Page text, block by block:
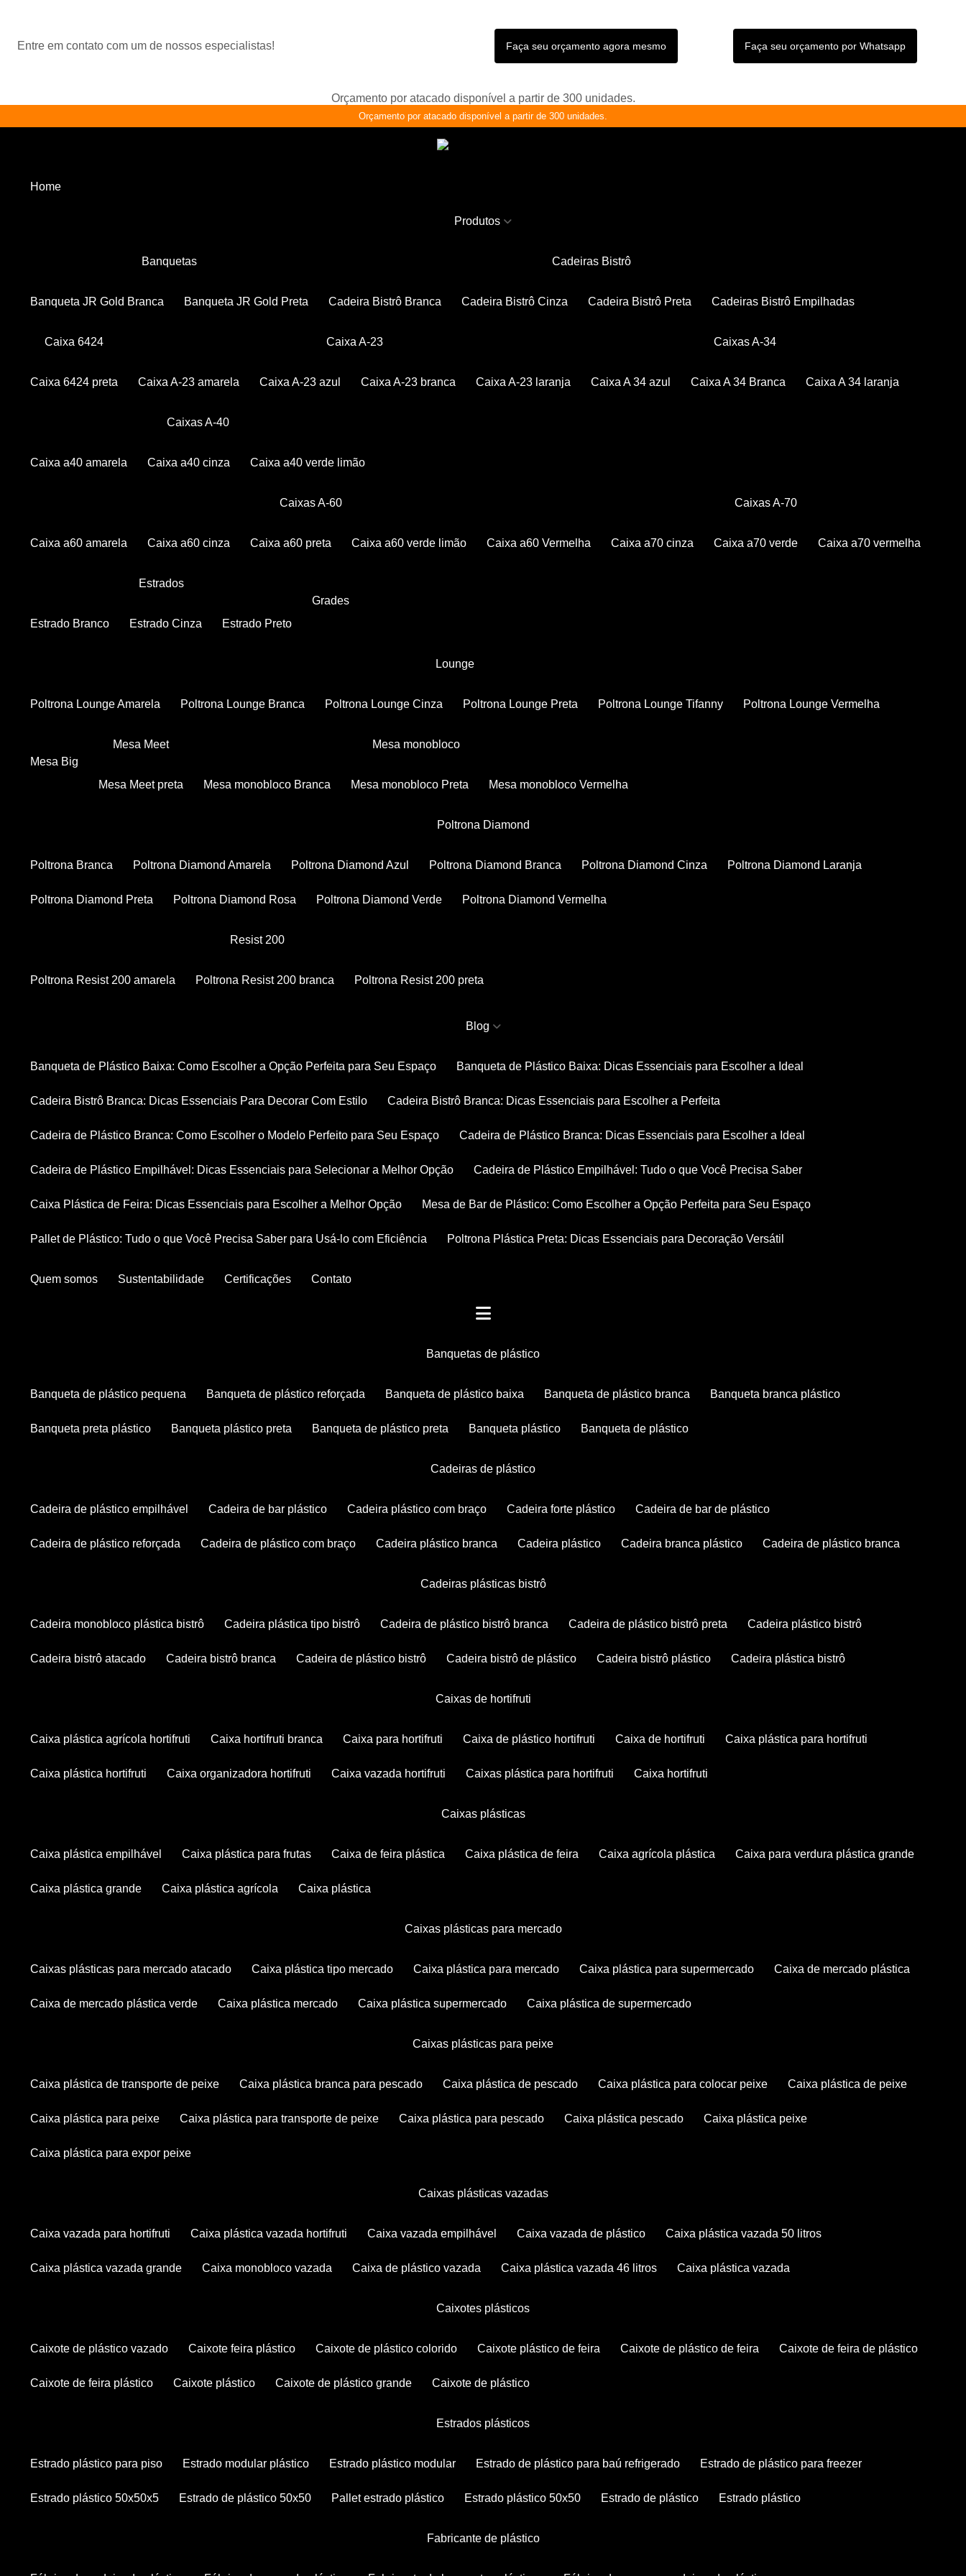
Entre em contato com um de nossos especialistas! Faça seu orçamento agora mesmo Faça seu orçamento por Whatsapp
Orçamento por atacado disponível a partir de 300 unidades.
Orçamento por atacado disponível a partir de 300 unidades.
Home
Produtos
Banquetas
Banqueta JR Gold Branca Banqueta JR Gold Preta
Cadeiras Bistrô
Cadeira Bistrô Branca Cadeira Bistrô Cinza Cadeira Bistrô Preta Cadeiras Bistrô Empilhadas
Caixa 6424
Caixa 6424 preta
Caixa A-23
Caixa A-23 amarela Caixa A-23 azul Caixa A-23 branca Caixa A-23 laranja
Caixas A-34
Caixa A 34 azul Caixa A 34 Branca Caixa A 34 laranja
Caixas A-40
Caixa a40 amarela Caixa a40 cinza Caixa a40 verde limão
Caixas A-60
Caixa a60 amarela Caixa a60 cinza Caixa a60 preta Caixa a60 verde limão Caixa a60 Vermelha
Caixas A-70
Caixa a70 cinza Caixa a70 verde Caixa a70 vermelha
Estrados
Estrado Branco Estrado Cinza Estrado Preto
Grades
Lounge
Poltrona Lounge Amarela Poltrona Lounge Branca Poltrona Lounge Cinza Poltrona Lounge Preta Poltrona Lounge Tifanny Poltrona Lounge Vermelha
Mesa Big
Mesa Meet
Mesa Meet preta
Mesa monobloco
Mesa monobloco Branca Mesa monobloco Preta Mesa monobloco Vermelha
Poltrona Diamond
Poltrona Branca Poltrona Diamond Amarela Poltrona Diamond Azul Poltrona Diamond Branca Poltrona Diamond Cinza Poltrona Diamond Laranja
Poltrona Diamond Preta Poltrona Diamond Rosa Poltrona Diamond Verde Poltrona Diamond Vermelha
Resist 200
Poltrona Resist 200 amarela Poltrona Resist 200 branca Poltrona Resist 200 preta
Blog
Banqueta de Plástico Baixa: Como Escolher a Opção Perfeita para Seu Espaço Banqueta de Plástico Baixa: Dicas Essenciais para Escolher a Ideal
Cadeira Bistrô Branca: Dicas Essenciais Para Decorar Com Estilo Cadeira Bistrô Branca: Dicas Essenciais para Escolher a Perfeita
Cadeira de Plástico Branca: Como Escolher o Modelo Perfeito para Seu Espaço Cadeira de Plástico Branca: Dicas Essenciais para Escolher a Ideal
Cadeira de Plástico Empilhável: Dicas Essenciais para Selecionar a Melhor Opção Cadeira de Plástico Empilhável: Tudo o que Você Precisa Saber
Caixa Plástica de Feira: Dicas Essenciais para Escolher a Melhor Opção Mesa de Bar de Plástico: Como Escolher a Opção Perfeita para Seu Espaço
Pallet de Plástico: Tudo o que Você Precisa Saber para Usá-lo com Eficiência Poltrona Plástica Preta: Dicas Essenciais para Decoração Versátil
Quem somos Sustentabilidade Certificações Contato
banquetas de plástico
banqueta de plástico pequena banqueta de plástico reforçada banqueta de plástico baixa banqueta de plástico branca banqueta branca plástico
banqueta preta plástico banqueta plástico preta banqueta de plástico preta banqueta plástico banqueta de plástico
cadeiras de plástico
cadeira de plástico empilhável cadeira de bar plástico cadeira plástico com braço cadeira forte plástico cadeira de bar de plástico
cadeira de plástico reforçada cadeira de plástico com braço cadeira plástico branca cadeira plástico cadeira branca plástico cadeira de plástico branca
cadeiras plásticas bistrô
cadeira monobloco plástica bistrô cadeira plástica tipo bistrô cadeira de plástico bistrô branca cadeira de plástico bistrô preta cadeira plástico bistrô
cadeira bistrô atacado cadeira bistrô branca cadeira de plástico bistrô cadeira bistrô de plástico cadeira bistrô plástico cadeira plástica bistrô
caixas de hortifruti
caixa plástica agrícola hortifruti caixa hortifruti branca caixa para hortifruti caixa de plástico hortifruti caixa de hortifruti caixa plástica para hortifruti
caixa plástica hortifruti caixa organizadora hortifruti caixa vazada hortifruti caixas plástica para hortifruti caixa hortifruti
caixas plásticas
caixa plástica empilhável caixa plástica para frutas caixa de feira plástica caixa plástica de feira caixa agrícola plástica caixa para verdura plástica grande
caixa plástica grande caixa plástica agrícola caixa plástica
caixas plásticas para mercado
caixas plásticas para mercado atacado caixa plástica tipo mercado caixa plástica para mercado caixa plástica para supermercado caixa de mercado plástica
caixa de mercado plástica verde caixa plástica mercado caixa plástica supermercado caixa plástica de supermercado
caixas plásticas para peixe
caixa plástica de transporte de peixe caixa plástica branca para pescado caixa plástica de pescado caixa plástica para colocar peixe caixa plástica de peixe
caixa plástica para peixe caixa plástica para transporte de peixe caixa plástica para pescado caixa plástica pescado caixa plástica peixe
caixa plástica para expor peixe
caixas plásticas vazadas
caixa vazada para hortifruti caixa plástica vazada hortifruti caixa vazada empilhável caixa vazada de plástico caixa plástica vazada 50 litros
caixa plástica vazada grande caixa monobloco vazada caixa de plástico vazada caixa plástica vazada 46 litros caixa plástica vazada
caixotes plásticos
caixote de plástico vazado caixote feira plástico caixote de plástico colorido caixote plástico de feira caixote de plástico de feira caixote de feira de plástico
caixote de feira plástico caixote plástico caixote de plástico grande caixote de plástico
estrados plásticos
estrado plástico para piso estrado modular plástico estrado plástico modular estrado de plástico para baú refrigerado estrado de plástico para freezer
estrado plástico 50x50x5 estrado de plástico 50x50 pallet estrado plástico estrado plástico 50x50 estrado de plástico estrado plástico
fabricante de plástico